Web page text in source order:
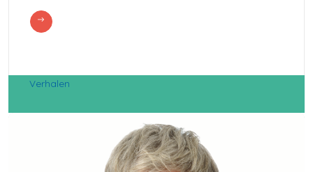
Verhalen